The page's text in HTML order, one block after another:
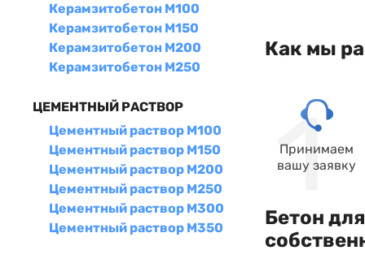
Керамзитобетон М100
Керамзитобетон М150
Керамзитобетон М200
Керамзитобетон М250
ЦЕМЕНТНЫЙ РАСТВОР
Цементный раствор М100
Цементный раствор М150
Цементный раствор М200
Цементный раствор М250
Цементный раствор М300
Цементный раствор М350
Как мы
Принимаем
вашу заявку
Бетон